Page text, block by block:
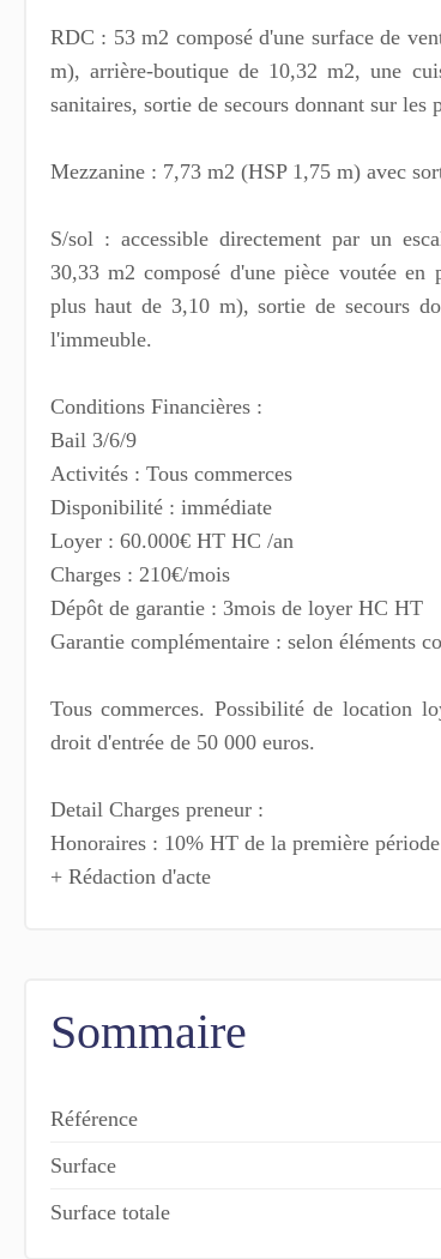
RDC : 53 m2 composé d'une surface de
m), arrière-boutique de 10,32 m2, une
sanitaires, sortie de secours donnant sur les
Mezzanine : 7,73 m2 (HSP 1,75 m) avec
S/sol : accessible directement par un
30,33 m2 composé d'une pièce voutée en
plus haut de 3,10 m), sortie de secours
l'immeuble.
Conditions Financières :
Bail 3/6/9
Activités : Tous commerces
Disponibilité : immédiate
Loyer : 60.000€ HT HC /an
Charges : 210€/mois
Dépôt de garantie : 3mois de loyer HC HT
Garantie complémentaire : selon éléments
Tous commerces. Possibilité de location
droit d'entrée de 50 000 euros.
Detail Charges preneur :
Honoraires : 10% HT de la première
+ Rédaction d'acte
Sommaire
Référence
Surface
Surface totale